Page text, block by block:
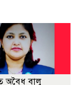
অবৈধ বালু